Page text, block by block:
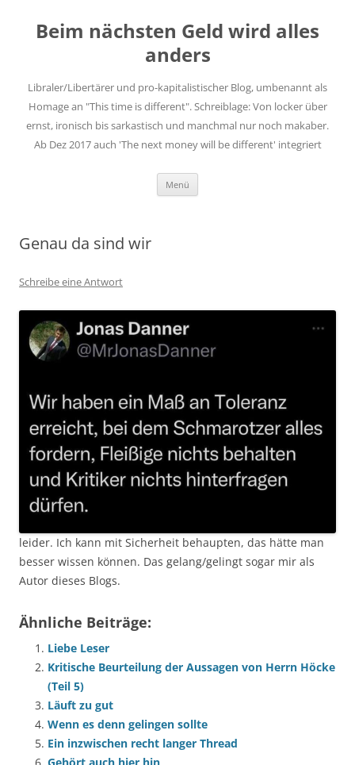
springen
Beim nächsten Geld wird alles
anders
Libraler/Libertärer und pro-kapitalistischer Blog, umbenannt als
Homage an "This time is different". Schreiblage: Von locker über
ernst, ironisch bis sarkastisch und manchmal nur noch makaber.
Ab Dez 2017 auch 'The next money will be different' integriert
Menü
Genau da sind wir
Schreibe eine Antwort
leider. Ich kann mit Sicherheit behaupten, das hätte man
besser wissen können. Das gelang/gelingt sogar mir als
Autor dieses Blogs.
Ähnliche Beiträge:
Liebe Leser
Kritische Beurteilung der Aussagen von Herrn Höcke
(Teil 5)
Läuft zu gut
Wenn es denn gelingen sollte
Ein inzwischen recht langer Thread